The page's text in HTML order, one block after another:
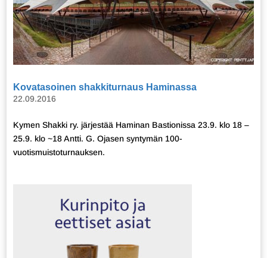
Kovatasoinen shakkiturnaus Haminassa
22.09.2016
Kymen Shakki ry. järjestää Haminan Bastionissa 23.9. klo 18 –
25.9. klo ~18 Antti. G. Ojasen syntymän 100-
vuotismuistoturnauksen.